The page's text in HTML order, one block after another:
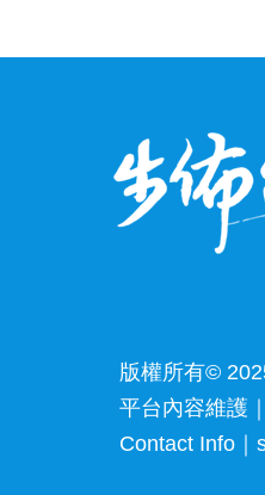
版權所有©
平台內容維護
Contact Info｜